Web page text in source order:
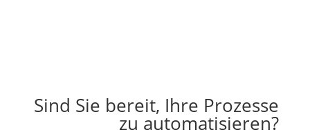
Sind Sie bereit, Ihre Prozesse
zu automatisieren?